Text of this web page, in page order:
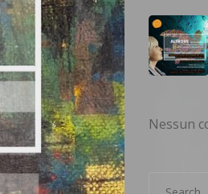
Nessun